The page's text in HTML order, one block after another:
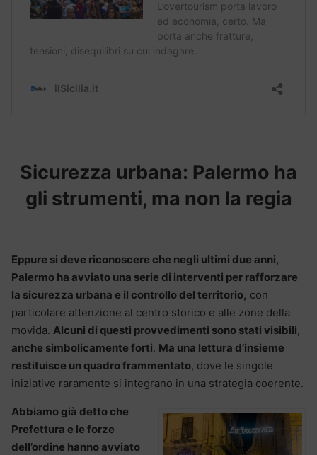
Sicurezza urbana: Palermo ha
gli strumenti, ma non la regia
Eppure si deve riconoscere che negli ultimi due anni,
Palermo ha avviato una serie di interventi per rafforzare
la sicurezza urbana e il controllo del territorio, con
particolare attenzione al centro storico e alle zone della
movida. Alcuni di questi provvedimenti sono stati visibili,
anche simbolicamente forti. Ma una lettura d’insieme
restituisce un quadro frammentato, dove le singole
iniziative raramente si integrano in una strategia coerente.
Abbiamo già detto che
Prefettura e le forze
dell’ordine hanno avviato